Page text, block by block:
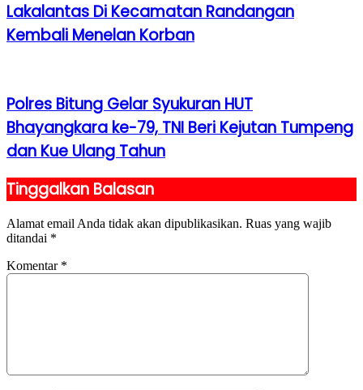
Lakalantas Di Kecamatan Randangan
Kembali Menelan Korban
Polres Bitung Gelar Syukuran HUT
Bhayangkara ke-79, TNI Beri Kejutan Tumpeng
dan Kue Ulang Tahun
Tinggalkan Balasan
Alamat email Anda tidak akan dipublikasikan. Ruas yang wajib
ditandai *
Komentar *